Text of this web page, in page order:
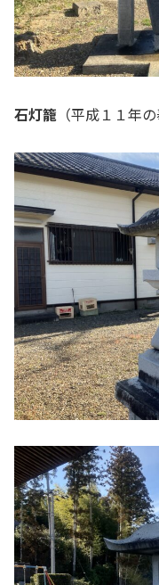
石灯籠 （平成１１年の